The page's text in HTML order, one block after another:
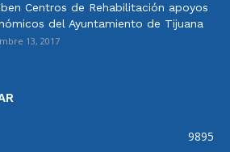
Centros de Rehabilitación apoyos
del Ayuntamiento de Tijuana
13, 2017
9895